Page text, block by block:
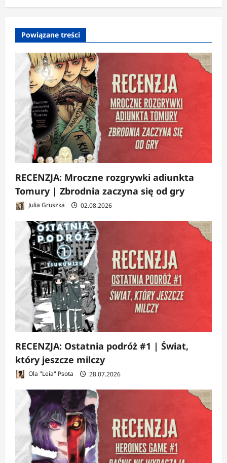
w
i Powiązane treści
RECENZJA: Mroczne rozgrywki adiunkta
Tomury | Zbrodnia zaczyna się od gry
Julia Gruszka 02.08.2026
RECENZJA: Ostatnia podróż #1 | Świat,
który jeszcze milczy
Ola "Leia" Psota 28.07.2026